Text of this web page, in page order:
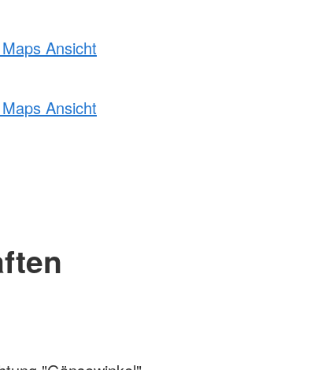
Ansicht
Ansicht